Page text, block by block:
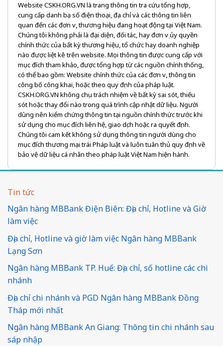
Website CSKH.ORG.VN là trang thông tin tra cứu tổng hợp,
cung cấp danh bạ số điện thoại, địa chỉ và các thông tin liên
quan đến các đơn vị, thương hiệu đang hoạt động tại Việt Nam.
Chúng tôi không phải là đại diện, đối tác, hay đơn vị ủy quyền
chính thức của bất kỳ thương hiệu, tổ chức hay doanh nghiệp
nào được liệt kê trên website. Mọi thông tin được cung cấp với
mục đích tham khảo, được tổng hợp từ các nguồn chính thống,
có thể bao gồm: Website chính thức của các đơn vị, thông tin
công bố công khai, hoặc theo quy định của pháp luật.
CSKH.ORG.VN không chịu trách nhiệm về bất kỳ sai sót, thiếu
sót hoặc thay đổi nào trong quá trình cập nhật dữ liệu. Người
dùng nên kiểm chứng thông tin tại nguồn chính thức trước khi
sử dụng cho mục đích liên hệ, giao dịch hoặc ra quyết định.
Chúng tôi cam kết không sử dụng thông tin người dùng cho
mục đích thương mại trái Pháp luật và luôn tuân thủ quy định về
bảo vệ dữ liệu cá nhân theo pháp luật Việt Nam hiện hành.
Tin tức
Ngân hàng MBBank Điện Biên: Địa chỉ, Hotline và Giờ
làm việc
Địa chỉ, Hotline và giờ làm việc Ngân hàng MBBank
Lạng Sơn
Ngân hàng MBBank TP. Huế: Địa chỉ, số hotline các chi
nhánh
Địa chỉ chi nhánh và PGD Ngân hàng MBBank Đồng
Tháp mới nhất
Ngân hàng MBBank An Giang: Thông tin chi nhánh sau
sáp nhập